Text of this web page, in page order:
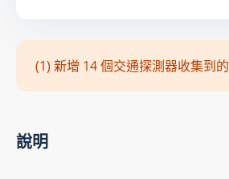
(1) 新增 14 個交通探測器收集到
說明